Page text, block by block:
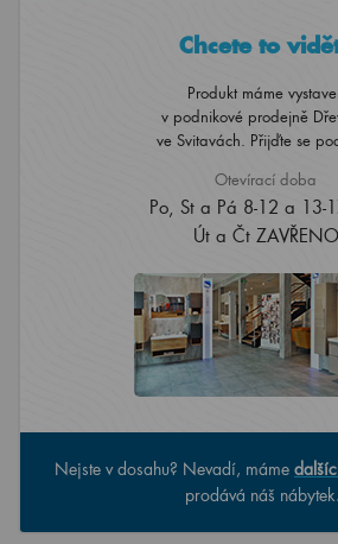
Chcete to
Produkt máme
v podnikové prodejně
ve Svitavách. Přijďte se
Otevírací doba
Po, St a Pá 8-12 a 13-
Út a Čt ZAVŘENO
Nejste v dosahu? Nevadí, máme
prodává náš nábytek.